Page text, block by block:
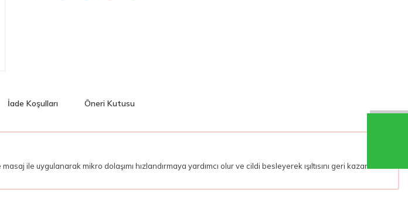
İade Koşulları Öneri Kutusu
ile uygulanarak mikro dolaşımı hızlandırmaya yardımcı olur ve cildi besleyerek ışıltısını geri kazandırır.